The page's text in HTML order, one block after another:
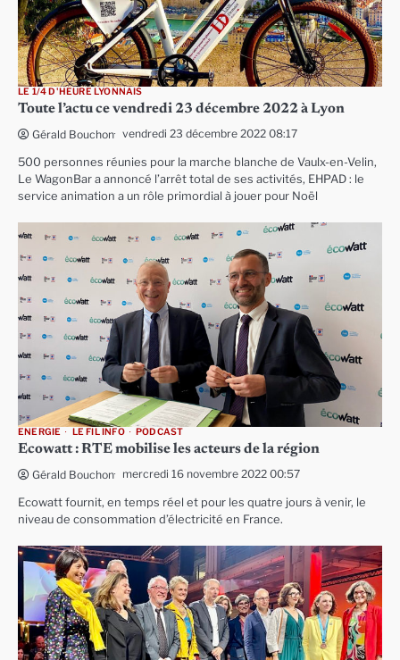
LE 1/4 D'HEURE LYONNAIS
Toute l’actu ce vendredi 23 décembre 2022 à Lyon
Gérald Bouchon vendredi 23 décembre 2022 08:17
500 personnes réunies pour la marche blanche de Vaulx-en-Velin,
Le WagonBar a annoncé l’arrêt total de ses activités, EHPAD : le
service animation a un rôle primordial à jouer pour Noël
ENERGIE LE FIL INFO PODCAST
Ecowatt : RTE mobilise les acteurs de la région
Gérald Bouchon mercredi 16 novembre 2022 00:57
Ecowatt fournit, en temps réel et pour les quatre jours à venir, le
niveau de consommation d’électricité en France.